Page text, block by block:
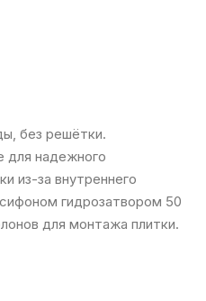
без решётки.
для надежного
из-за внутреннего
гидрозатвором 50
для монтажа плитки.